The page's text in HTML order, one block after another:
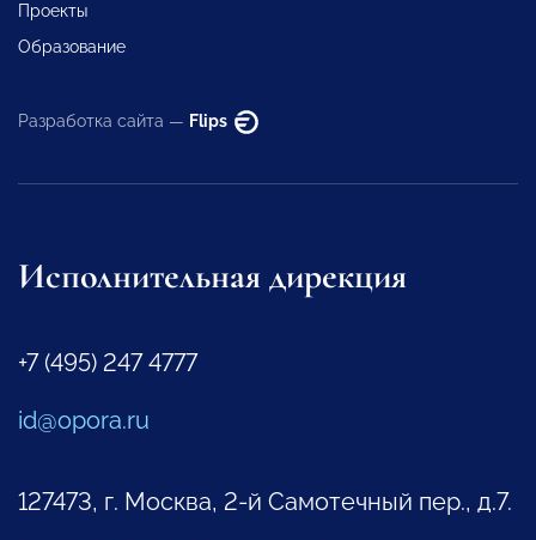
Проекты
Образование
Разработка сайта — Flips
Исполнительная дирекция
+7 (495) 247 4777
id@opora.ru
127473, г. Москва, 2-й Самотечный пер., д.7.